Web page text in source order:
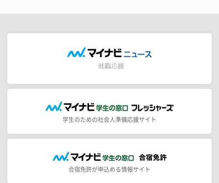
学生のための社会人準備応援サイト
合宿免許が申込める情報サイト